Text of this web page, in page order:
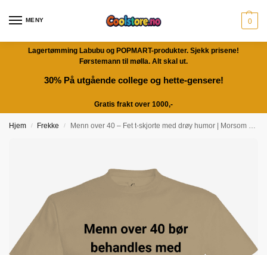
MENY 0
Lagertømming Labubu og POPMART-produkter. Sjekk prisene!
Førstemann til mølla. Alt skal ut.
30% På utgående college og hette-gensere!
Gratis frakt over 1000,-
Hjem / Frekke / Menn over 40 – Fet t-skjorte med drøy humor | Morsom gave